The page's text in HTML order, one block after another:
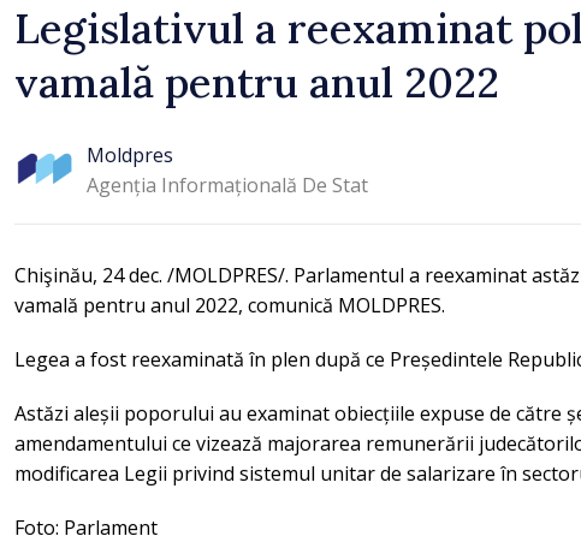
Legislativul a reexaminat
vamală pentru anul 2022
Moldpres
Agenția Informațională De Stat
Chişinău, 24 dec. /MOLDPRES/. Parlamentul a reexaminat
vamală pentru anul 2022, comunică MOLDPRES.
Legea a fost reexaminată în plen după ce Președintele
Astăzi aleșii poporului au examinat obiecțiile expuse de către
amendamentului ce vizează majorarea remunerării
modificarea Legii privind sistemul unitar de salarizare în
Foto: Parlament